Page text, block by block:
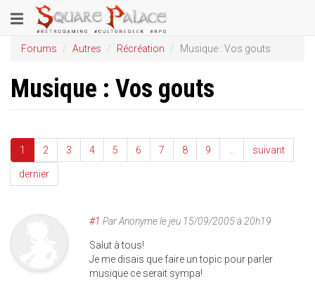
au
contenu
principal
Toggle
navigation
Forums Autres Récréation Musique : Vos gouts
Musique : Vos gouts
1 2 3 4 5 6 7 8 9 suivant
dernier
#1 ParAnonymelejeu 15/09/2005 à 20h19
Salut à tous!
Je me disais que faire un topic pour parler
musique ce serait sympa!